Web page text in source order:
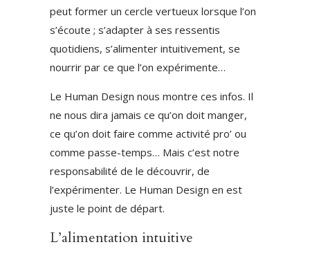
peut former un cercle vertueux lorsque l’on
s’écoute ; s’adapter à ses ressentis
quotidiens, s’alimenter intuitivement, se
nourrir par ce que l’on expérimente…
Le Human Design nous montre ces infos. Il
ne nous dira jamais ce qu’on doit manger,
ce qu’on doit faire comme activité pro’ ou
comme passe-temps… Mais c’est notre
responsabilité de le découvrir, de
l’expérimenter. Le Human Design en est
juste le point de départ.
L’alimentation intuitive